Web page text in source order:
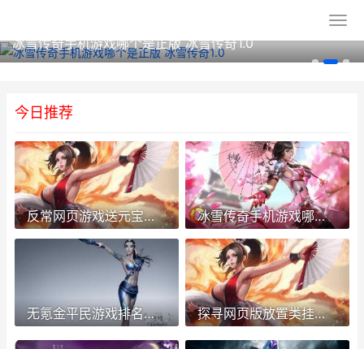
冰雪传奇手机游戏哪个是正版 冰雪传奇1.0
今日推荐
反常网页游戏送元宝：福利和挑战并存 网页游戏返利网 冰雪传奇手机游戏哪个是正版 冰雪传奇1.0
无氪金平民游戏排名榜手机游戏有哪些 不氪金的好玩游戏 探寻网页版放置类挂机游戏的模式与趋势